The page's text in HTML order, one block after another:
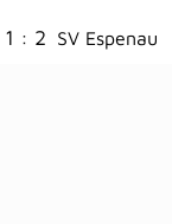
1 : 2 SV Espenau